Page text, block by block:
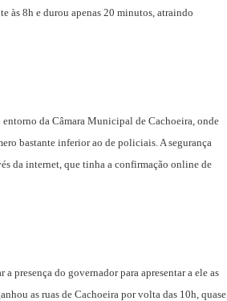
às 8h e durou apenas 20 minutos, atraindo
da Câmara Municipal de Cachoeira, onde
bastante inferior ao de policiais. A segurança
da internet, que tinha a confirmação online de
presença do governador para apresentar a ele as
as ruas de Cachoeira por volta das 10h, quase